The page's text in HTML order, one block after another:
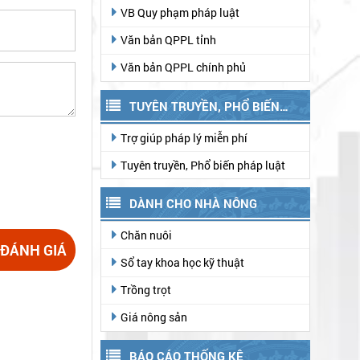
GIÁ
VB Quy phạm pháp luật
Văn bản QPPL tỉnh
Văn bản QPPL chính phủ
TUYÊN TRUYỀN, PHỔ BIẾN
PHÁP LUẬT
Trợ giúp pháp lý miễn phí
Tuyên truyền, Phổ biến pháp luật
DÀNH CHO NHÀ NÔNG
Chăn nuôi
Sổ tay khoa học kỹ thuật
Trồng trọt
Giá nông sản
BÁO CÁO THỐNG KÊ